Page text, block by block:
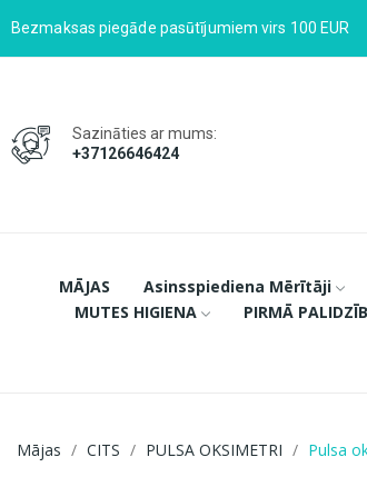
Bezmaksas piegāde pasūtījumiem virs 100 EUR
Sazināties ar mums:
+37126646424
MĀJAS Asinsspiediena Mērītāji
MUTES HIGIENA
PIRMĀ
Mājas CITS PULSA OKSIMETRI Pulsa